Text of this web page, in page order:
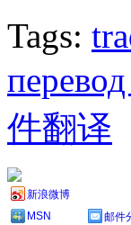
Tags:
件翻译
新浪微博
MSN
邮件